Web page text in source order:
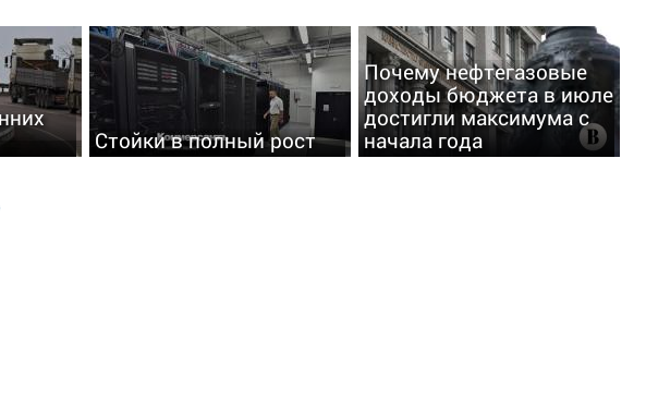
Стойки в полный рост
Почему нефтегазовые
доходы бюджета в июле
достигли максимума с
начала года